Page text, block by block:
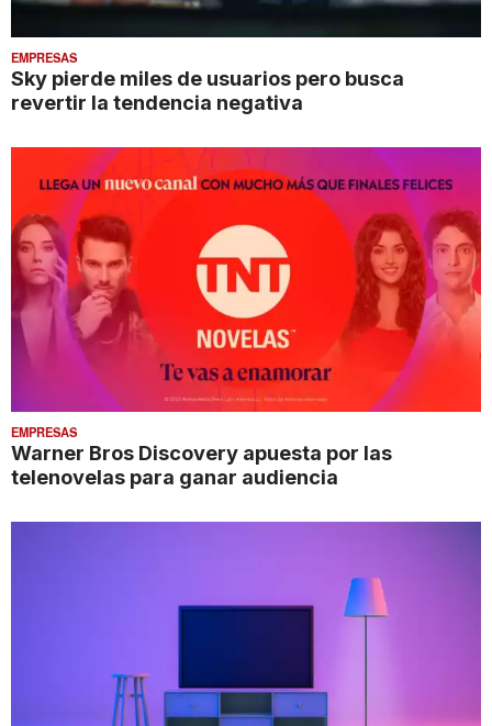
EMPRESAS
Sky pierde miles de usuarios pero busca
revertir la tendencia negativa
EMPRESAS
Warner Bros Discovery apuesta por las
telenovelas para ganar audiencia